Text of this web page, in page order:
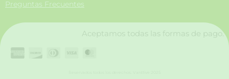
k
a
n
Preguntas Frecuentes
Aceptamos todas las formas de pago.